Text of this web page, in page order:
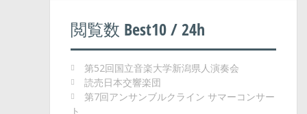
閲覧数 Best10 / 24h
第52回国立音楽大学新潟県人演奏会
読売日本交響楽団
第7回アンサンブルクライン サマーコンサー
ト